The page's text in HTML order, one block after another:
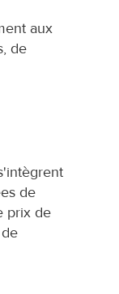
aux
de
de
prix de